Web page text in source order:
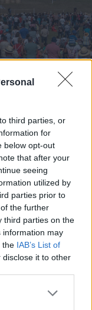
third parties, or
for
below opt-out
that after your
seeing
utilized by
parties prior to
the further
third parties on the
information may
the IAB’s List of
it to other
a